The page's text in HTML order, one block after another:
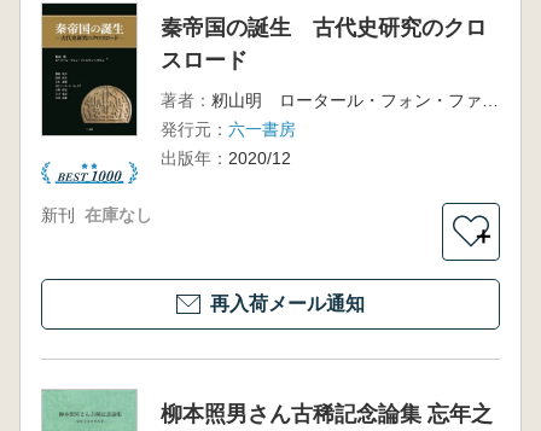
秦帝国の誕生 古代史研究のクロ
スロード
著者：
発行元： 六一書房
出版年： 2020/12
新刊 在庫なし
＋
再入荷メール通知
柳本照男さん古稀記念論集 忘年之